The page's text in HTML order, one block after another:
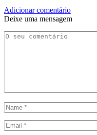
Adicionar comentário
Deixe uma mensagem